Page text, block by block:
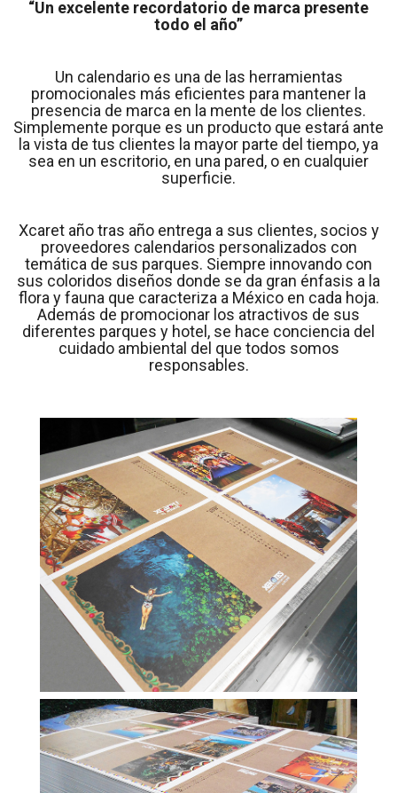
“Un excelente recordatorio de marca presente
todo el año”
Un calendario es una de las herramientas
promocionales más eficientes para mantener la
presencia de marca en la mente de los clientes.
Simplemente porque es un producto que estará ante
la vista de tus clientes la mayor parte del tiempo, ya
sea en un escritorio, en una pared, o en cualquier
superficie.
Xcaret año tras año entrega a sus clientes, socios y
proveedores calendarios personalizados con
temática de sus parques. Siempre innovando con
sus coloridos diseños donde se da gran énfasis a la
flora y fauna que caracteriza a México en cada hoja.
Además de promocionar los atractivos de sus
diferentes parques y hotel, se hace conciencia del
cuidado ambiental del que todos somos
responsables.